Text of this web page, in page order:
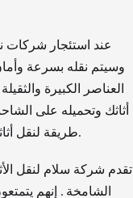
عند استئجار شركات
وسيتم نقله بسرعة
العناصر الكبيرة
أثاثك وتحميله على
طريقة لنقل أثاثك، بالإضافة إلى تقديم نصائح حول كيفية حماية أثاثك أثناء النقل.
تقدم شركة سلام لنقل
الشامخة . إنهم